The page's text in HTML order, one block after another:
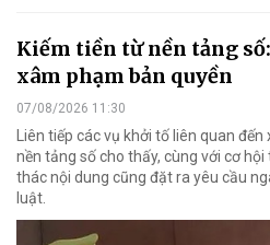
Kiếm tiền từ nền tảng
xâm phạm bản quyền
07/08/2026 11:30
Liên tiếp các vụ khởi tố liên quan
nền tảng số cho thấy, cùng với cơ
thác nội dung cũng đặt ra yêu cầu
luật.